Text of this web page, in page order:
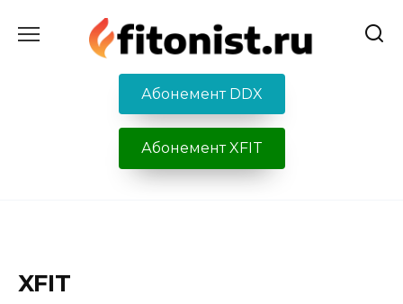
содержанию
Абонемент DDX
Абонемент XFIT
XFIT